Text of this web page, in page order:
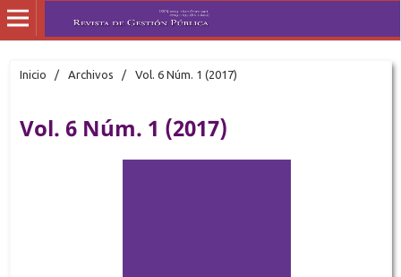
Inicio / Archivos / Vol. 6 Núm. 1 (2017)
Vol. 6 Núm. 1 (2017)